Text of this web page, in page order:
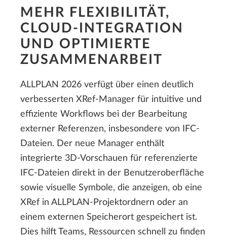
MEHR FLEXIBILITÄT,
CLOUD-INTEGRATION
UND OPTIMIERTE
ZUSAMMENARBEIT
ALLPLAN 2026 verfügt über einen deutlich
verbesserten XRef-Manager für intuitive und
effiziente Workflows bei der Bearbeitung
externer Referenzen, insbesondere von IFC-
Dateien. Der neue Manager enthält
integrierte 3D-Vorschauen für referenzierte
IFC-Dateien direkt in der Benutzeroberfläche
sowie visuelle Symbole, die anzeigen, ob eine
XRef in ALLPLAN-Projektordnern oder an
einem externen Speicherort gespeichert ist.
Dies hilft Teams, Ressourcen schnell zu finden